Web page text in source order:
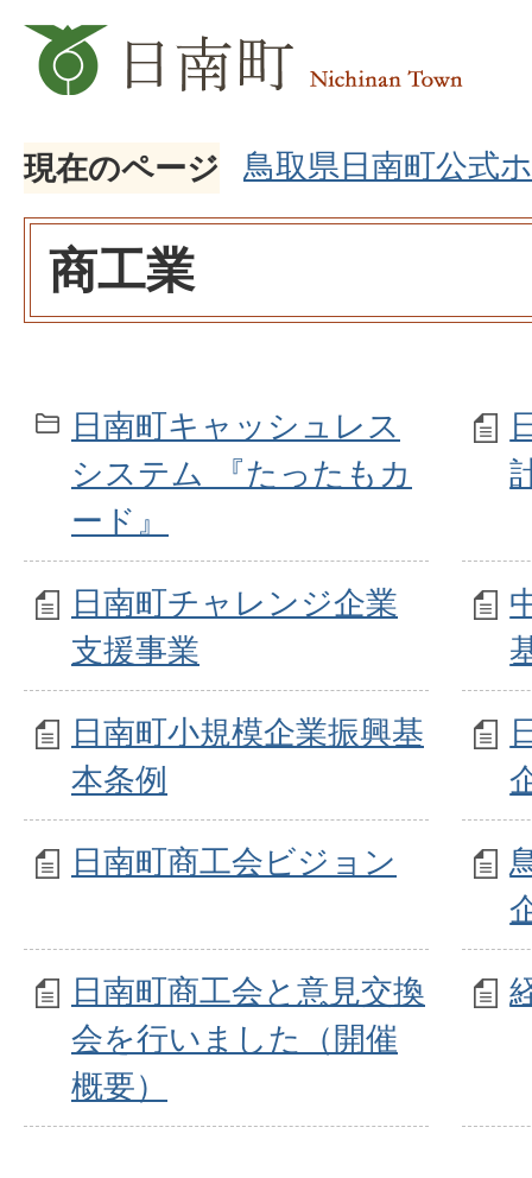
現在のページ 鳥取県日南町公式
商工業
日南町キャッシュレス
システム 『たったもカ
ード』
日南町チャレンジ企業
支援事業
日南町小規模企業振興基
本条例
日南町商工会ビジョン
日南町商工会と意見交換
会を行いました（開催
概要）